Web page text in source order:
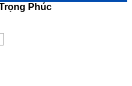
Phúc